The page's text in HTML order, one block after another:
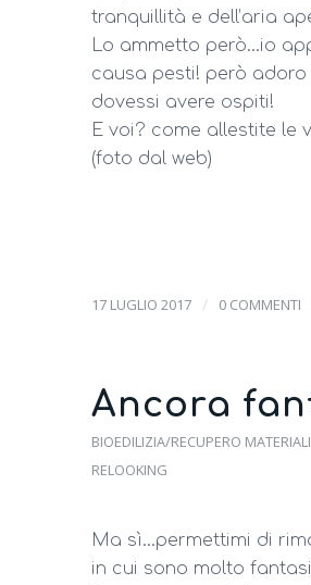
tranquillità e dell’aria
Lo ammetto però…io
causa pesti! però
dovessi avere ospiti!
E voi? come allestite le
(foto dal web)
17 LUGLIO 2017 / 0 COMMENTI
Ancora
BIOEDILIZIA/RECUPERO
RELOOKING
Ma sì…permettimi di
in cui sono molto